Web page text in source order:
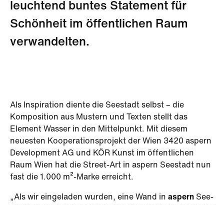
leuchtend buntes Statement für
Schönheit im öffentlichen Raum
verwandelten.
Als Inspiration diente die Seestadt selbst – die
Komposition aus Mustern und Texten stellt das
Element Wasser in den Mittelpunkt. Mit diesem
neuesten Kooperationsprojekt der Wien 3420 aspern
Development AG und KÖR Kunst im öffentlichen
Raum Wien hat die Street-Art in aspern Seestadt nun
fast die 1.000 m²-Marke erreicht.
„Als wir eingeladen wurden, eine Wand in aspern See­